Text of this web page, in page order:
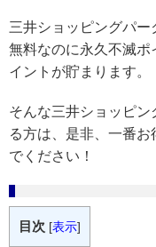
三井ショッピングパ
無料なのに永久不滅
イントが貯まります。
そんな三井ショッピ
る方は、是非、一番
でください！
目次 [表示]